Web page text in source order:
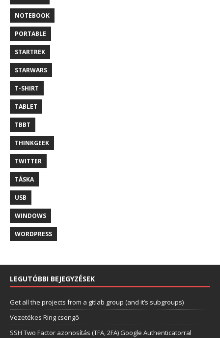
NOTEBOOK
PORTABLE
STARTREK
STARWARS
T-SHIRT
TABLET
TBBT
THINKGEEK
TWITTER
TÁSKA
USB
WINDOWS
WORDPRESS
LEGUTÓBBI BEJEGYZÉSEK
Get all the projects from a gitlab group (and it’s subgroups)
Vezetékes Ring csengő
SSH Two Factor azonosítás (TFA, 2FA) Google Authenticatorral